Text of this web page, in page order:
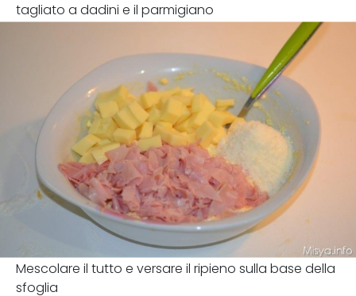
tagliato a dadini e il parmigiano
Mescolare il tutto e versare il ripieno sulla base della
sfoglia